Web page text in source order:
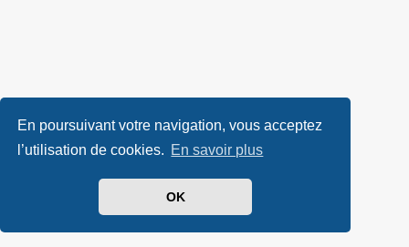
En poursuivant votre navigation, vous acceptez
l’utilisation de cookies. En savoir plus
OK